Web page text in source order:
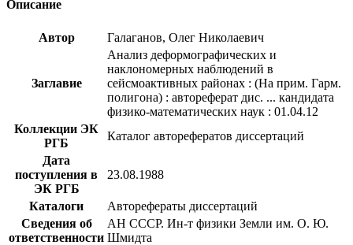
Описание
Автор Галаганов, Олег Николаевич
Заглавие
Анализ деформографических и
наклономерных наблюдений в
сейсмоактивных районах : (На прим. Гарм.
полигона) : автореферат дис. ... кандидата
физико-математических наук : 01.04.12
Коллекции ЭК
РГБ
Каталог авторефератов диссертаций
Дата
поступления в
ЭК РГБ
23.08.1988
Каталоги
Авторефераты диссертаций
Сведения об
ответственности
АН СССР. Ин-т физики Земли им. О. Ю.
Шмидта